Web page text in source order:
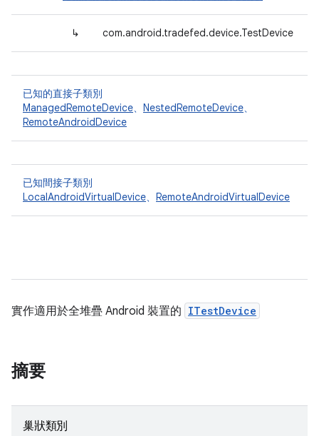
↳ com.android.tradefed.device.TestDevice
已知的直接子類別
ManagedRemoteDevice、 NestedRemoteDevice、
RemoteAndroidDevice
已知間接子類別
LocalAndroidVirtualDevice、 RemoteAndroidVirtualDevice
實作適用於全堆疊 Android 裝置的 ITestDevice
摘要
巢狀類別